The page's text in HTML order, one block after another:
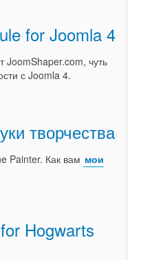
for Joomla 4
JoomShaper.com, чуть
с Joomla 4.
творчества
Painter. Как вам мои
Hogwarts